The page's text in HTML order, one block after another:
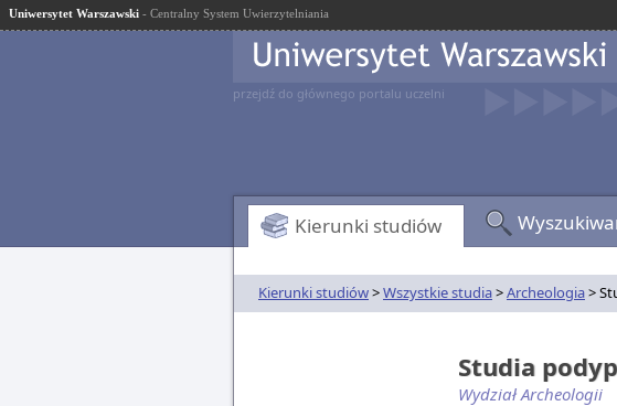
Uniwersytet Warszawski - Centralny System Uwierzytelniania
przejdź do głównego portalu uczelni
Kierunki studiów
Kierunki studiów>Wszystkie studia>Archeologia>
Studia
Wydział Archeologii